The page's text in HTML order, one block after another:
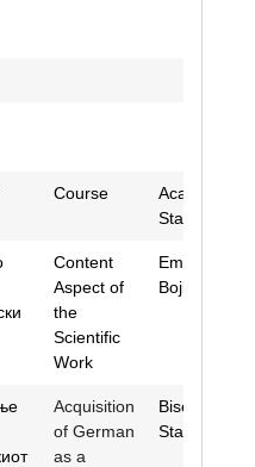
Course
Academic
Staff
Content
Aspect of
the
Scientific
Work
Emilija
Bojkovska
Acquisition
of German
as a
Bisera
Stankova